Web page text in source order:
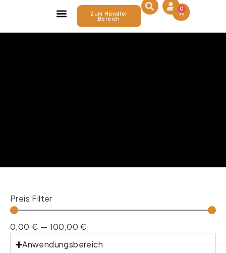
Zum Händler
Bereich
0
Preis Filter
0,00 € — 100,00 €
Anwendungsbereich